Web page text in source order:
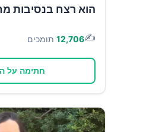
הוא רצח בנסיבות
✍️
12,706 תומכים
חתימה על